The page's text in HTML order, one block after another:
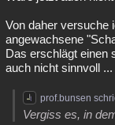
Von daher versuche
angewachsene
Das erschlägt einen
auch nicht sinnvoll ...
prof.bunsen
Vergiss es, in